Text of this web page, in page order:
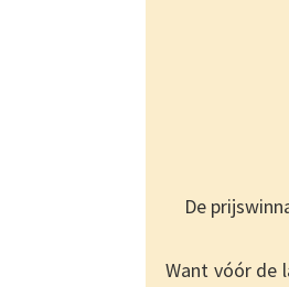
De
Want vóór de